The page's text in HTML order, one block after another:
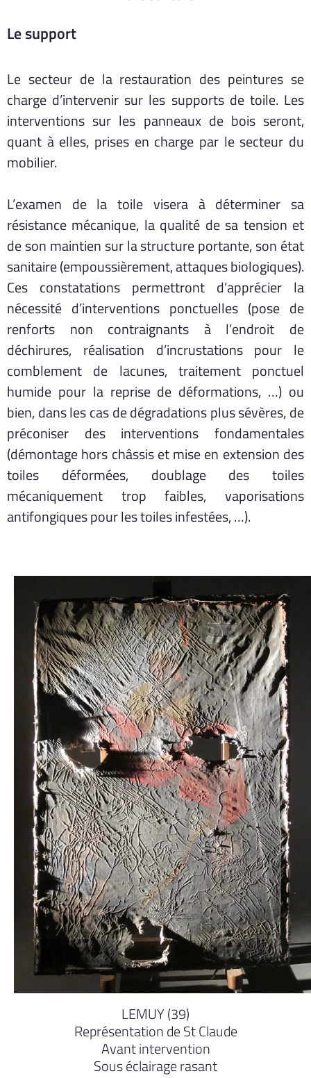
Le support
Le secteur de la restauration des peintures se
charge d’intervenir sur les supports de toile. Les
interventions sur les panneaux de bois seront,
quant à elles, prises en charge par le secteur du
mobilier.
L’examen de la toile visera à déterminer sa
résistance mécanique, la qualité de sa tension et
de son maintien sur la structure portante, son état
sanitaire (empoussièrement, attaques biologiques).
Ces constatations permettront d’apprécier la
nécessité d’interventions ponctuelles (pose de
renforts non contraignants à l’endroit de
déchirures, réalisation d’incrustations pour le
comblement de lacunes, traitement ponctuel
humide pour la reprise de déformations, …) ou
bien, dans les cas de dégradations plus sévères, de
préconiser des interventions fondamentales
(démontage hors châssis et mise en extension des
toiles déformées, doublage des toiles
mécaniquement trop faibles, vaporisations
antifongiques pour les toiles infestées, …).
LEMUY (39)
Représentation de St Claude
Avant intervention
Sous éclairage rasant